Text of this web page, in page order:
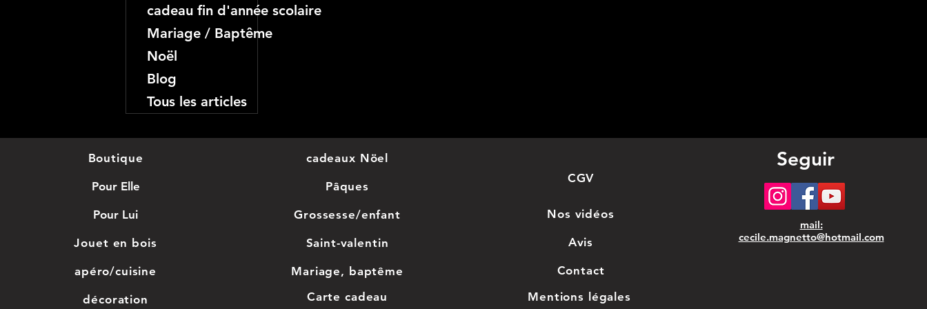
et ludique, elle
séduira petits et
une touche de magie
Caractéristiques :
cadeau fin d'année scolaire
Mariage / Baptême
Noël
Blog
Tous les articles
Boutique
Pour Elle
Pour Lui
Jouet en bois
apéro/cuisine
décoration
cadeaux Nöel
Pâques
Grossesse/enfant
Saint-valentin
Mariage, baptême
Carte cadeau
CGV
Nos vidéos
Avis
Contact
Mentions légales
Seguir
mail:
cecile.magnetto@hotmail.com